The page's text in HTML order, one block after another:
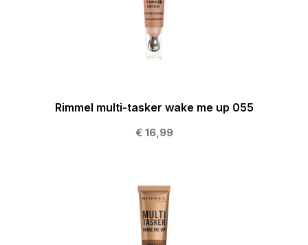
Rimmel multi-tasker wake me up 055
€ 16,99